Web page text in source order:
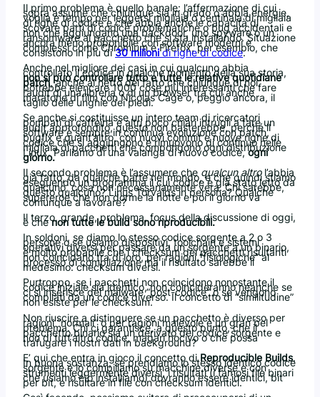
Il primo problema è quello banale: l’affermazione di cui
sopra assume che chiunque sia in grado o abbia energie,
voglia e tempo per leggersi migliaia o centinaia di migliaia
di righe di codice e che abbia anche le capacità di
scovare parti di codice problematiche o bug accidentali e
non che aggiungano una backdoor, uno spyware o un
ransomware al pacchetto che si sta installando. Situazione
ancora meno proponibile con software moderni e
complessi come Chromium e Firefox, per esempio, che
consistono in più di30 milionidi righe di codice.
Anche nel migliore dei casi in cui qualcuno abbia
controllato il codice in qualche momento della sua storia,
non si può controllare tutto e tutte le relative quotidiane
patch, anche al netto del fatto che chiunque di noi
potrebbe elencare 1000 cose più interessanti che fare
l’audit di una libreria o di un browser tra cui anche
maratone di film con Nicolas Cage o, peggio ancora, il
taglio delle unghie dei piedi.
Se anche si costituisse un intero team di ricercatori
pompati di caffeina e altri poco chiari intrugli a fare un
audit approfondito, questo non basterebbe, perché il
software è sempre in continua evoluzione con patch,
bugfix e quant’altro, con nuovi commit e nuove righe di
codice che si aggiungono e rimuovono di continuo nelle
migliaia di pacchetti che compongono ogni distribuzione
Linux. Parliamo di una valanga di nuovo codice,ogni
giorno.
Il secondo problema è l’assumere che qualcun altro l’abbia
già fatto, da qualche parte nel mondo, e che quindi stiamo
eseguendo un programma il cui codice è già stato letto da
qualcuno, cosa non necessariamente vera. Chi sarebbe,
questo qualcuno? Linus Torvalds in persona? Qualche
supereroe che non dorme la notte e poi il giorno va
comunque a lavorare?
Il terzo, grande, problema, focus della discussione di oggi,
è chenon tutte le build sono riproducibili.
In soldoni, se diamo lo stesso codice sorgente a 2 o 3
persone o se usiamo dispositivi, toolchain e sistemi
operativi diversi per passare da un sorgente a un binario,
è molto probabile che i checksum dei pacchetti risultanti
non coincidano tra di loro, per ragioni “fisiologiche” al
processo di compilazione ma il risultato sarebbe il
medesimo: checksum diversi.
Purtroppo, se i pacchetti non coincidono nonostante il
codice iniziale sia identico, non coincideranno neanche se
ci si inserisce del malware “post-codice” o se vengono
compilati da un codice diverso. Il concetto di “similitudine”
non esiste per le checksum.
Non riuscire a distinguere se un pacchetto è diverso per
ragioni “normali” o per ragioni malevole è un gran bel
problema. Chi ci garantisce, a questo punto, che il
pacchetto binario sia un derivato del codice sorgente e
non di tutt’altro codice, magari nocivo o che possa
trafugare i nostri dati in background?
E’ qui che entra in gioco il concetto diReproducible Builds.
In buona sostanza, se prendiamo lo stesso identico codice
sorgente e lo compiliamo su macchine diverse e con
strumenti leggermente diversi, i risultati (i famosi file binari
che usiamo e\o installiamo) dovranno essere identici, bit
per bit, e risultare in file con checksum identici.